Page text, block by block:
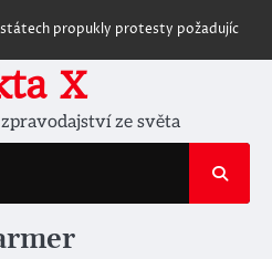
propukly protesty požadující
X
ze světa